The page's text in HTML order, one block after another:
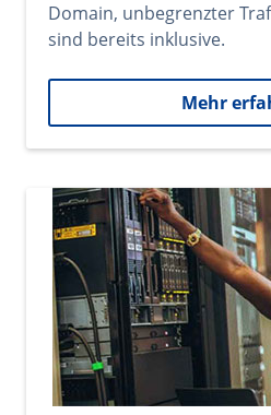
Domain, unbegrenzter
sind bereits inklusive.
Mehr